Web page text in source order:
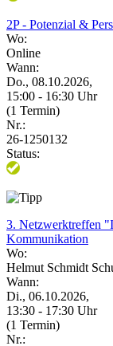
2P - Potenzial &
Wo:
Online
Wann:
Do., 08.10.2026,
15:00 - 16:30 Uhr
(1 Termin)
Nr.:
26-1250132
Status:
3. Netzwerktreffen
Kommunikation
Wo:
Helmut Schmidt
Wann:
Di., 06.10.2026,
13:30 - 17:30 Uhr
(1 Termin)
Nr.: